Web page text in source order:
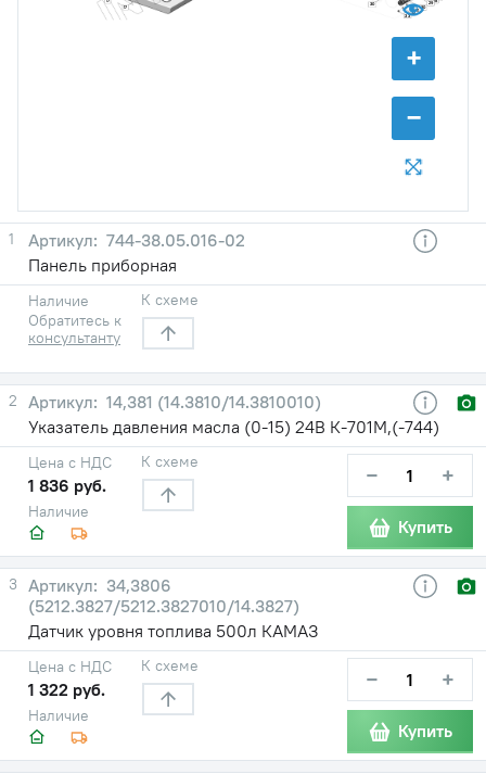
+
−
17
29
30
30
31
32
33
1
744-38.05.016-02
Панель приборная
Наличие
Обратитесь к
консультанту
К схеме
2
14,381 (14.3810/14.3810010)
Указатель давления масла (0-15) 24В К-701М,(-744)
Наличие
Цена с НДС
1 836 руб.
К схеме − +
Купить
3
34,3806
(5212.3827/5212.3827010/14.3827)
Датчик уровня топлива 500л КАМАЗ
Наличие
Цена с НДС
1 322 руб.
К схеме − +
Купить